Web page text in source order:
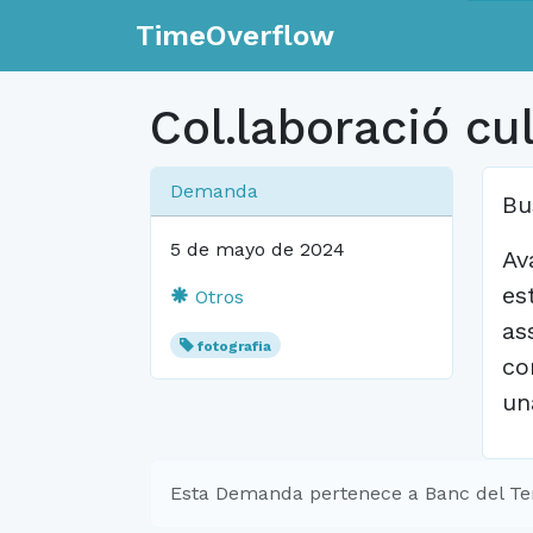
TimeOverflow
Col.laboració
Demanda
5 de mayo de 2024
Otros
fotografia
Esta Demanda pertenece a Banc del